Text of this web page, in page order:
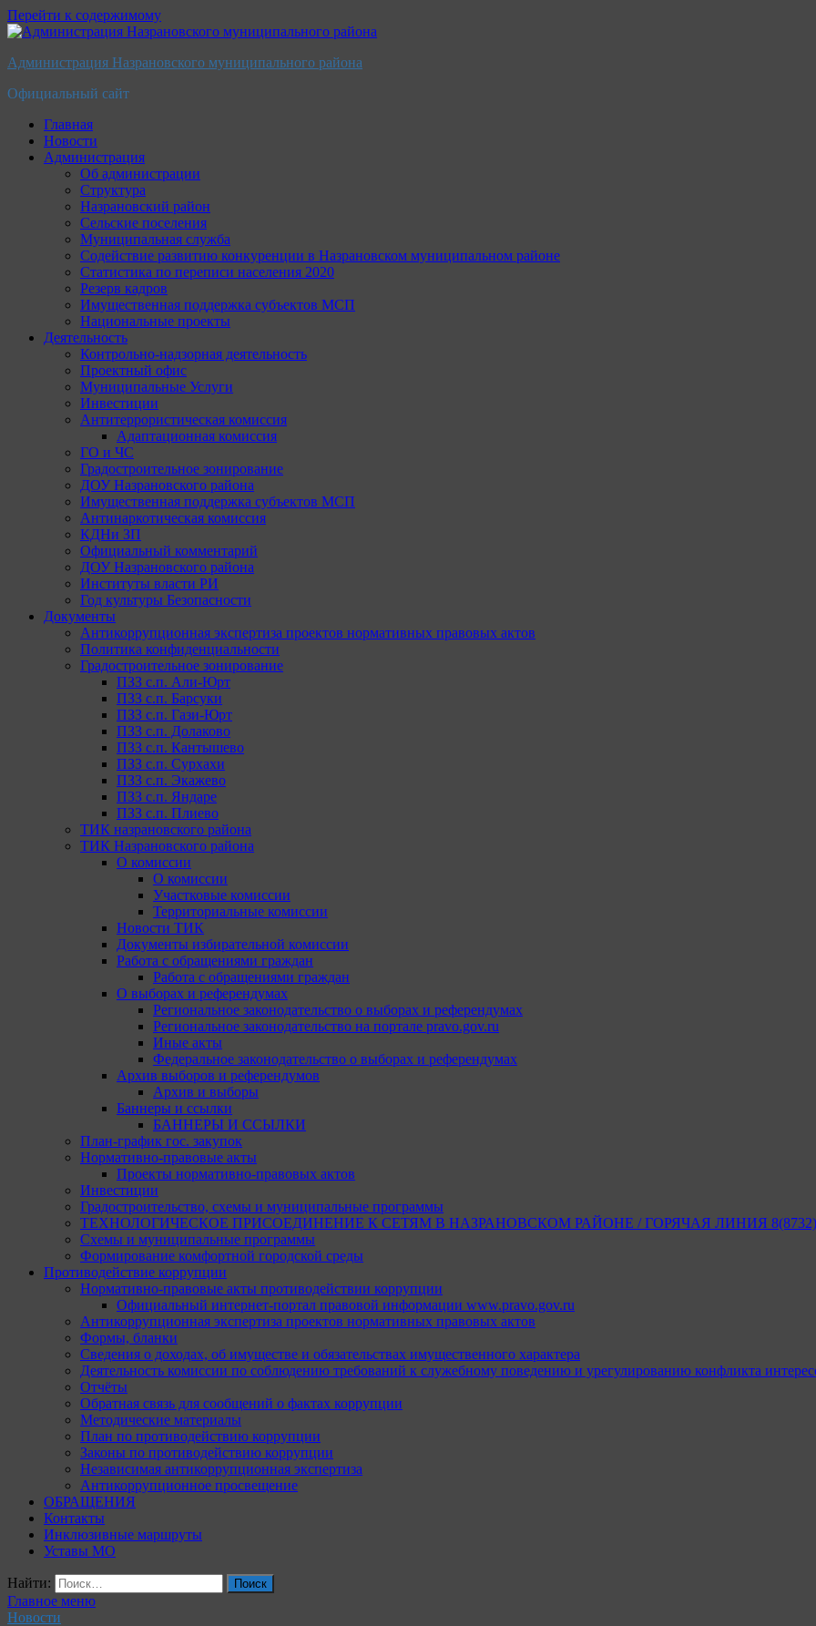
Перейти к содержимому
Администрация Назрановского муниципального района
Официальный сайт
Главная
Новости
Администрация
Об администрации
Структура
Назрановский район
Сельские поселения
Муниципальная служба
Содействие развитию конкуренции в Назрановском муниципальном районе
Статистика по переписи населения 2020
Резерв кадров
Имущественная поддержка субъектов МСП
Национальные проекты
Деятельность
Контрольно-надзорная деятельность
Проектный офис
Муниципальные Услуги
Инвестиции
Антитеррористическая комиссия
Адаптационная комиссия
ГО и ЧС
Градостроительное зонирование
ДОУ Назрановского района
Имущественная поддержка субъектов МСП
Антинаркотическая комиссия
КДНи ЗП
Официальный комментарий
ДОУ Назрановского района
Институты власти РИ
Год культуры Безопасности
Документы
Антикоррупционная экспертиза проектов нормативных правовых актов
Политика конфиденциальности
Градостроительное зонирование
ПЗЗ с.п. Али-Юрт
ПЗЗ с.п. Барсуки
ПЗЗ с.п. Гази-Юрт
ПЗЗ с.п. Долаково
ПЗЗ с.п. Кантышево
ПЗЗ с.п. Сурхахи
ПЗЗ с.п. Экажево
ПЗЗ с.п. Яндаре
ПЗЗ с.п. Плиево
ТИК назрановского района
ТИК Назрановского района
О комиссии
О комиссии
Участковые комиссии
Территориальные комиссии
Новости ТИК
Документы избирательной комиссии
Работа с обращениями граждан
Работа с обращениями граждан
О выборах и референдумах
Региональное законодательство о выборах и референдумах
Региональное законодательство на портале pravo.gov.ru
Иные акты
Федеральное законодательство о выборах и референдумах
Архив выборов и референдумов
Архив и выборы
Баннеры и ссылки
БАННЕРЫ И ССЫЛКИ
План-график гос. закупок
Нормативно-правовые акты
Проекты нормативно-правовых актов
Инвестиции
Градостроительство, схемы и муниципальные программы
ТЕХНОЛОГИЧЕСКОЕ ПРИСОЕДИНЕНИЕ К СЕТЯМ В НАЗРАНОВСКОМ РАЙОНЕ / ГОРЯЧАЯ ЛИНИЯ 8(8732)
Схемы и муниципальные программы
Формирование комфортной городской среды
Противодействие коррупции
Нормативно-правовые акты противодействии коррупции
Официальный интернет-портал правовой информации www.pravo.gov.ru
Антикоррупционная экспертиза проектов нормативных правовых актов
Формы, бланки
Сведения о доходах, об имуществе и обязательствах имущественного характера
Деятельность комиссии по соблюдению требований к служебному поведению и урегулированию конфликта
Отчёты
Обратная связь для сообщений о фактах коррупции
Методические материалы
План по противодействию коррупции
Законы по противодействию коррупции
Независимая антикоррупционная экспертиза
Антикоррупционное просвещение
ОБРАЩЕНИЯ
Контакты
Инклюзивные маршруты
Уставы МО
Найти:
Главное меню
Новости